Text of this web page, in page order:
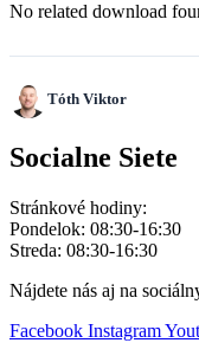
No related download
Tóth Viktor
Socialne Siete
Stránkové hodiny:
Pondelok: 08:30-16:30
Streda: 08:30-16:30
Nájdete nás aj na
Facebook Instagram